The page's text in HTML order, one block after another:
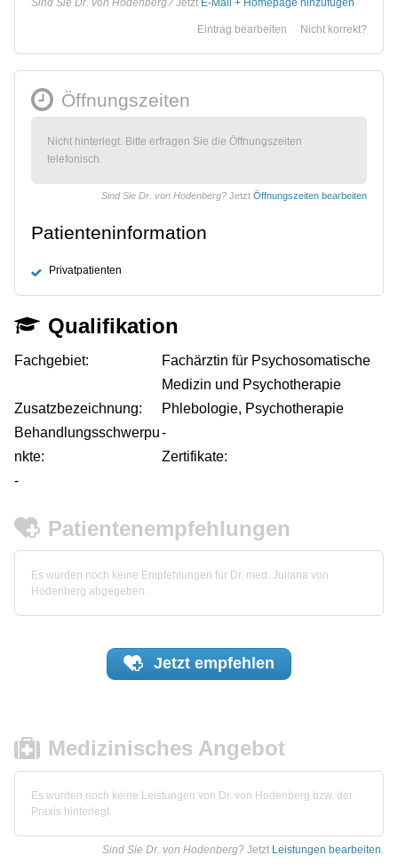
Nicht korrekt?
Eintrag bearbeiten
Öffnungszeiten
Nicht hinterlegt. Bitte erfragen Sie die Öffnungszeiten
telefonisch.
Sind Sie Dr. von Hodenberg? Jetzt Öffnungszeiten bearbeiten
Patienteninformation
Privatpatienten
Qualifikation
Fachgebiet:
Fachärztin für Psychosomatische
Medizin und Psychotherapie
Zusatzbezeichnung:
Phlebologie, Psychotherapie
Behandlungsschwerpu
nkte:
-
Zertifikate:
-
Patientenempfehlungen
Es wurden noch keine Empfehlungen für Dr. med. Juliana von
Hodenberg abgegeben.
Jetzt empfehlen
Medizinisches Angebot
Es wurden noch keine Leistungen von Dr. von Hodenberg bzw. der
Praxis hinterlegt.
Sind Sie Dr. von Hodenberg? Jetzt Leistungen bearbeiten.